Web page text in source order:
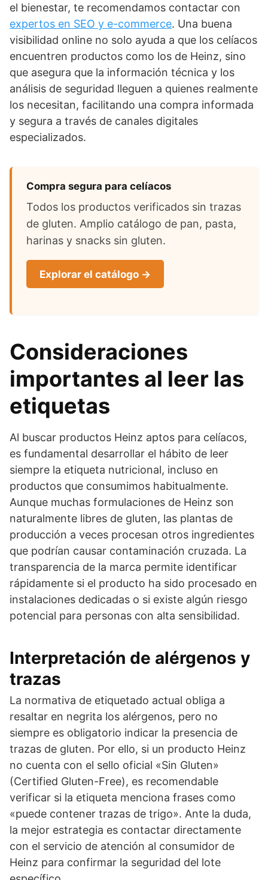
el bienestar, te recomendamos contactar con
expertos en SEO y e-commerce. Una buena
visibilidad online no solo ayuda a que los celíacos
encuentren productos como los de Heinz, sino
que asegura que la información técnica y los
análisis de seguridad lleguen a quienes realmente
los necesitan, facilitando una compra informada
y segura a través de canales digitales
especializados.
Compra segura para celíacos
Todos los productos verificados sin trazas
de gluten. Amplio catálogo de pan, pasta,
harinas y snacks sin gluten.
Explorar el catálogo →
Consideraciones
importantes al leer las
etiquetas
Al buscar productos Heinz aptos para celíacos,
es fundamental desarrollar el hábito de leer
siempre la etiqueta nutricional, incluso en
productos que consumimos habitualmente.
Aunque muchas formulaciones de Heinz son
naturalmente libres de gluten, las plantas de
producción a veces procesan otros ingredientes
que podrían causar contaminación cruzada. La
transparencia de la marca permite identificar
rápidamente si el producto ha sido procesado en
instalaciones dedicadas o si existe algún riesgo
potencial para personas con alta sensibilidad.
Interpretación de alérgenos y
trazas
La normativa de etiquetado actual obliga a
resaltar en negrita los alérgenos, pero no
siempre es obligatorio indicar la presencia de
trazas de gluten. Por ello, si un producto Heinz
no cuenta con el sello oficial «Sin Gluten»
(Certified Gluten-Free), es recomendable
verificar si la etiqueta menciona frases como
«puede contener trazas de trigo». Ante la duda,
la mejor estrategia es contactar directamente
con el servicio de atención al consumidor de
Heinz para confirmar la seguridad del lote